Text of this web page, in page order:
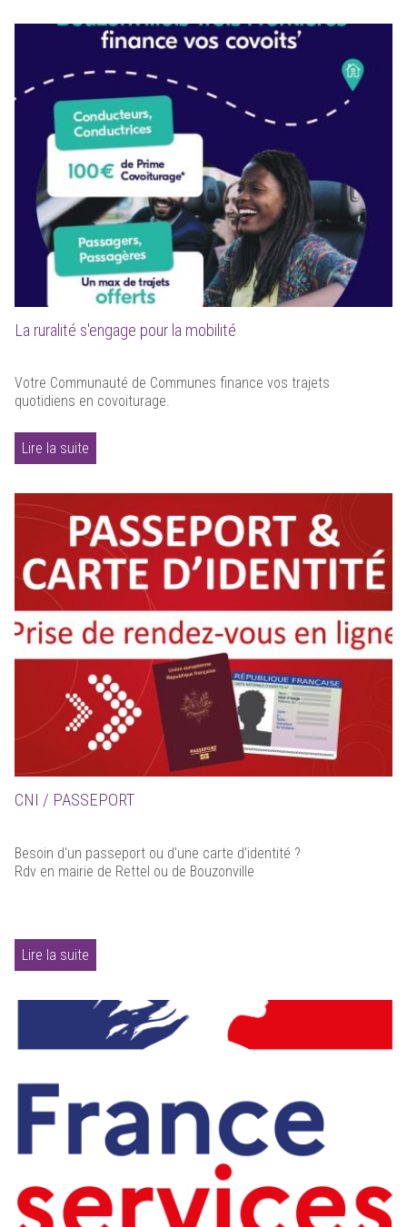
La ruralité s'engage pour la mobilité
Votre Communauté de Communes finance vos trajets
quotidiens en covoiturage.
Lire la suite
CNI / PASSEPORT
Besoin d'un passeport ou d'une carte d'identité ?
Rdv en mairie de Rettel ou de Bouzonville
Lire la suite